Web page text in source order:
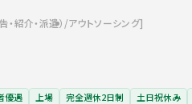
紹介・派遣） アウトソーシング
優遇 上場 完全週休2日制 土日祝休み